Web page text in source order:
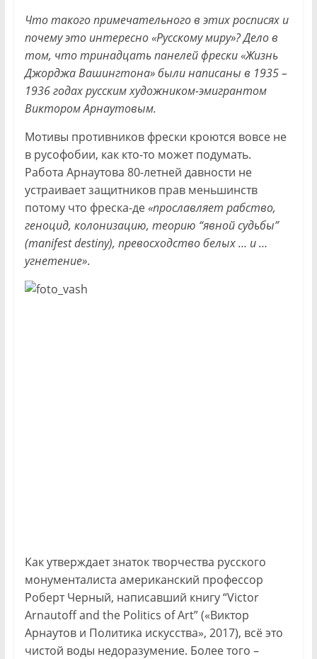
Что такого примечательного в этих росписях и
почему это интересно «Русскому миру»? Дело в
том, что тринадцать панелей фрески «Жизнь
Джорджа Вашингтона» были написаны в 1935 –
1936 годах русским художником-эмигрантом
Виктором Арнаутовым.
Мотивы противников фрески кроются вовсе не
в русофобии, как кто-то может подумать.
Работа Арнаутова 80-летней давности не
устраивает защитников прав меньшинств
потому что фреска-де«прославляет рабство,
геноцид, колонизацию, теорию “явной судьбы”
(manifest destiny), превосходство белых … и …
угнетение».
Как утверждает знаток творчества русского
монументалиста американский профессор
Роберт Черный, написавший книгу “Victor
Arnautoff and the Politics of Art” («Виктор
Арнаутов и Политика искусства», 2017), всё это
чистой воды недоразумение. Более того –